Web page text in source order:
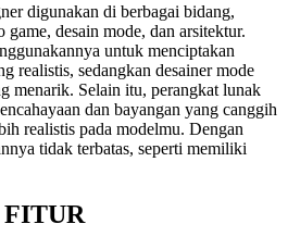
digunakan di berbagai bidang,
game, desain mode, dan arsitektur.
untuk menciptakan
realistis, sedangkan desainer mode
menarik. Selain itu, perangkat lunak
dan bayangan yang canggih
realistis pada modelmu. Dengan
tidak terbatas, seperti memiliki
FITUR